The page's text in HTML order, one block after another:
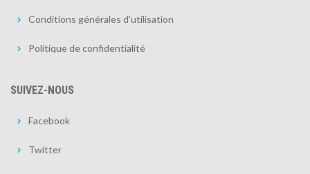
Conditions générales d'utilisation
Politique de confidentialité
SUIVEZ-NOUS
Facebook
Twitter